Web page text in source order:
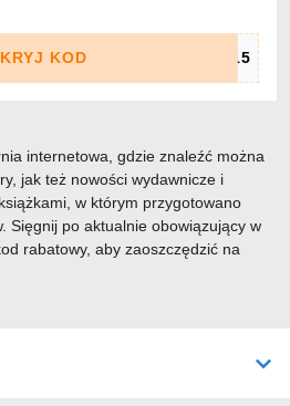
KOD
internetowa, gdzie znaleźć można
jak też nowości wydawnicze i
w którym przygotowano
Sięgnij po aktualnie obowiązujący w
rabatowy, aby zaoszczędzić na